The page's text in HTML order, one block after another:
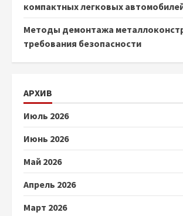
компактных легковых
Методы демонтажа
требования безопасности
АРХИВ
Июль 2026
Июнь 2026
Май 2026
Апрель 2026
Март 2026